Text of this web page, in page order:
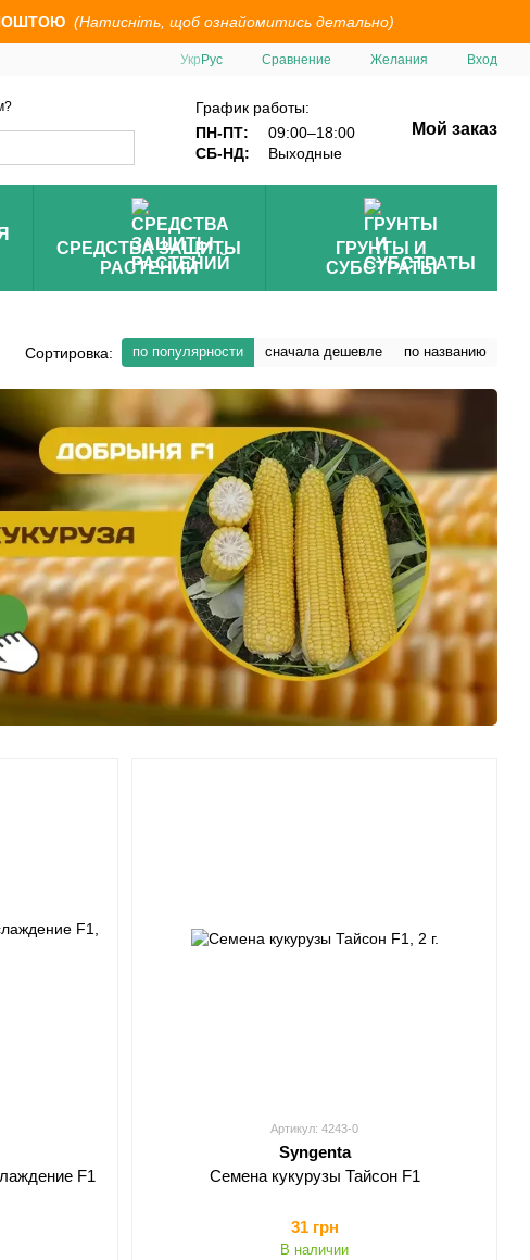
(Натисніть, щоб ознайомитись детально)
Укр Рус Сравнение Желания Вход
График работы:
ПН-ПТ:
09:00–18:00
СБ-НД:
Выходные
Мой заказ
СРЕДСТВА ЗАЩИТЫ
РАСТЕНИЙ
ГРУНТЫ И
СУБСТРАТЫ
Сортировка: по популярности сначала дешевле по названию
F1
Артикул: 4243-0
Syngenta
Семена кукурузы Тайсон F1
31 грн
В наличии